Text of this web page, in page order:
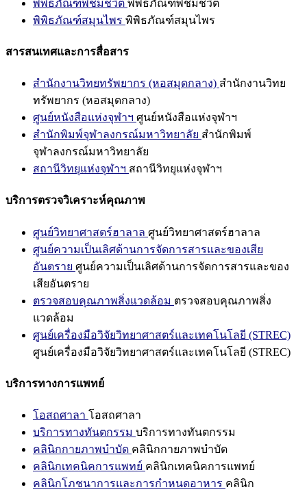
พิพิธภัณฑ์พืชมีชีวิต พิพิธภัณฑ์พืชมีชีวิต
พิพิธภัณฑ์สมุนไพร พิพิธภัณฑ์สมุนไพร
สารสนเทศและการสื่อสาร
สำนักงานวิทยทรัพยากร (หอสมุดกลาง) สำนักงานวิทย
ทรัพยากร (หอสมุดกลาง)
ศูนย์หนังสือแห่งจุฬาฯ ศูนย์หนังสือแห่งจุฬาฯ
สำนักพิมพ์จุฬาลงกรณ์มหาวิทยาลัย สำนักพิมพ์
จุฬาลงกรณ์มหาวิทยาลัย
สถานีวิทยุแห่งจุฬาฯ สถานีวิทยุแห่งจุฬาฯ
บริการตรวจวิเคราะห์คุณภาพ
ศูนย์วิทยาศาสตร์ฮาลาล ศูนย์วิทยาศาสตร์ฮาลาล
ศูนย์ความเป็นเลิศด้านการจัดการสารและของเสีย
อันตราย ศูนย์ความเป็นเลิศด้านการจัดการสารและของ
เสียอันตราย
ตรวจสอบคุณภาพสิ่งแวดล้อม ตรวจสอบคุณภาพสิ่ง
แวดล้อม
ศูนย์เครื่องมือวิจัยวิทยาศาสตร์และเทคโนโลยี (STREC)
ศูนย์เครื่องมือวิจัยวิทยาศาสตร์และเทคโนโลยี (STREC)
บริการทางการแพทย์
โอสถศาลา โอสถศาลา
บริการทางทันตกรรม บริการทางทันตกรรม
คลินิกกายภาพบำบัด คลินิกกายภาพบำบัด
คลินิกเทคนิคการแพทย์ คลินิกเทคนิคการแพทย์
คลินิกโภชนาการและการกำหนดอาหาร คลินิก